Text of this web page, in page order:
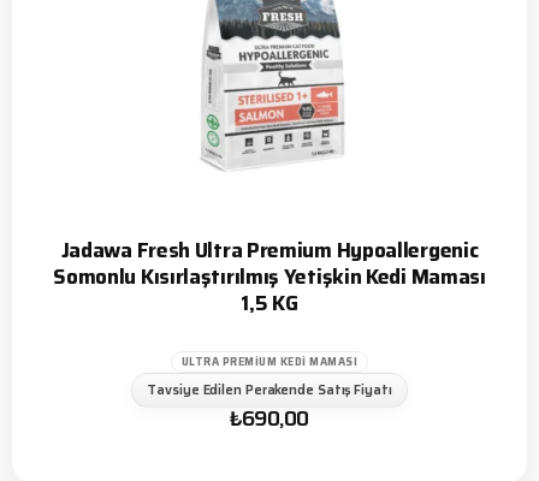
Jadawa Fresh Ultra Premium Hypoallergenic
Somonlu Kısırlaştırılmış Yetişkin Kedi Maması
1,5 KG
ULTRA PREMIUM KEDI MAMASI
Tavsiye Edilen Perakende Satış Fiyatı
₺690,00